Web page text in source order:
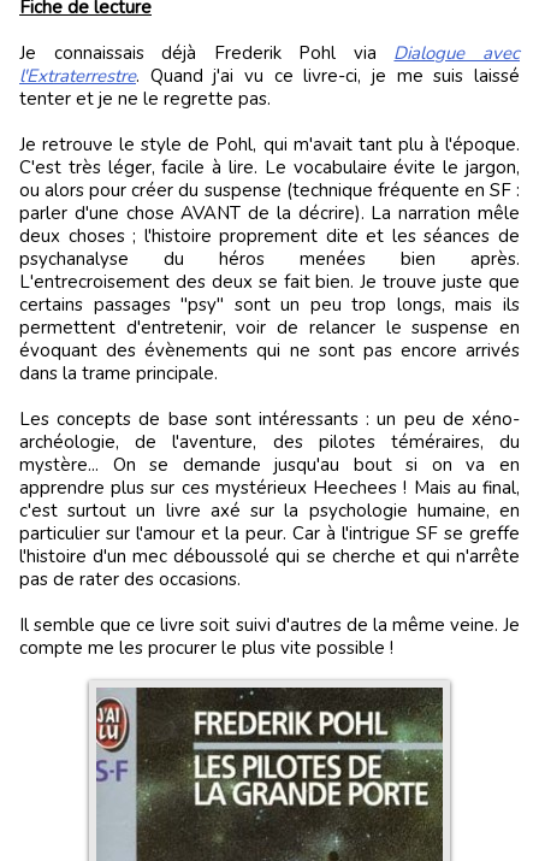
Fiche de lecture
Je connaissais déjà Frederik Pohl via Dialogue avec
l'Extraterrestre. Quand j'ai vu ce livre-ci, je me suis laissé
tenter et je ne le regrette pas.
Je retrouve le style de Pohl, qui m'avait tant plu à l'époque.
C'est très léger, facile à lire. Le vocabulaire évite le jargon,
ou alors pour créer du suspense (technique fréquente en SF :
parler d'une chose AVANT de la décrire). La narration mêle
deux choses ; l'histoire proprement dite et les séances de
psychanalyse du héros menées bien après.
L'entrecroisement des deux se fait bien. Je trouve juste que
certains passages "psy" sont un peu trop longs, mais ils
permettent d'entretenir, voir de relancer le suspense en
évoquant des évènements qui ne sont pas encore arrivés
dans la trame principale.
Les concepts de base sont intéressants : un peu de xéno-
archéologie, de l'aventure, des pilotes téméraires, du
mystère... On se demande jusqu'au bout si on va en
apprendre plus sur ces mystérieux Heechees ! Mais au final,
c'est surtout un livre axé sur la psychologie humaine, en
particulier sur l'amour et la peur. Car à l'intrigue SF se greffe
l'histoire d'un mec déboussolé qui se cherche et qui n'arrête
pas de rater des occasions.
Il semble que ce livre soit suivi d'autres de la même veine. Je
compte me les procurer le plus vite possible !